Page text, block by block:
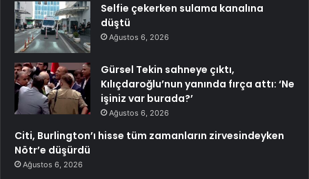
Selfie çekerken sulama kanalına
düştü
Ağustos 6, 2026
Gürsel Tekin sahneye çıktı,
Kılıçdaroğlu’nun yanında fırça attı: ‘Ne
işiniz var burada?’
Ağustos 6, 2026
Citi, Burlington’ı hisse tüm zamanların zirvesindeyken
Nötr’e düşürdü
Ağustos 6, 2026